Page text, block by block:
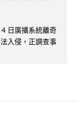
日廣播系統離奇
入侵，正調查事